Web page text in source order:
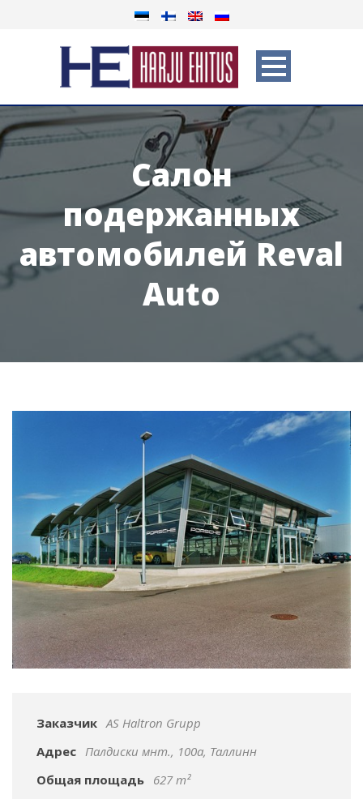
Салон
подержанных
автомобилей Reval
Auto
Заказчик AS Haltron Grupp
Адрес Палдиски мнт., 100a, Таллинн
Общая площадь 627 m²